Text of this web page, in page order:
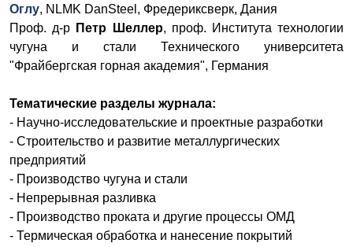
Оглу, NLMK DanSteel, Фредериксверк, Дания
Проф. д-р Петр Шеллер, проф. Института технологии
чугуна и стали Технического университета
"Фрайбергская горная академия", Германия
Тематические разделы журнала:
- Научно-исследовательские и проектные разработки
- Строительство и развитие металлургических
предприятий
- Производство чугуна и стали
- Непрерывная разливка
- Производство проката и другие процессы ОМД
- Термическая обработка и нанесение покрытий